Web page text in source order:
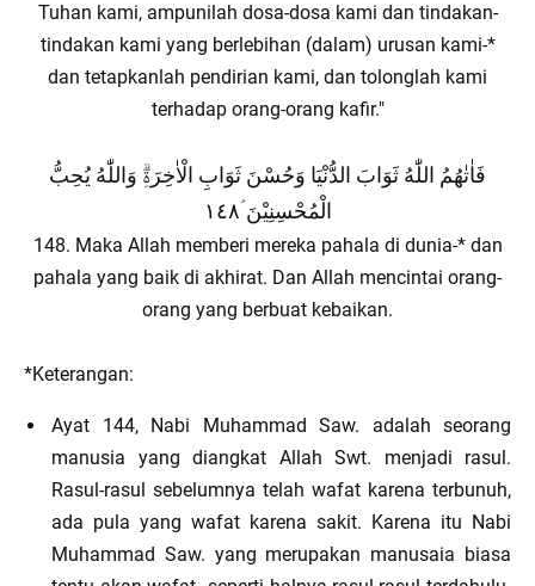
Tuhan kami, ampunilah dosa-dosa kami dan tindakan-
tindakan kami yang berlebihan (dalam) urusan kami-*
dan tetapkanlah pendirian kami, dan tolonglah kami
terhadap orang-orang kafir."
فَاٰتٰهُمُ اللّٰهُ ثَوَابَ الدُّنْيَا وَحُسْنَ ثَوَابِ الْاٰخِرَةِۗ وَاللّٰهُ يُحِبُّ
الْمُحْسِنِيْنَ ؑ١٤٨
148. Maka Allah memberi mereka pahala di dunia-* dan
pahala yang baik di akhirat. Dan Allah mencintai orang-
orang yang berbuat kebaikan.
*Keterangan:
Ayat 144, Nabi Muhammad Saw. adalah seorang
manusia yang diangkat Allah Swt. menjadi rasul.
Rasul-rasul sebelumnya telah wafat karena terbunuh,
ada pula yang wafat karena sakit. Karena itu Nabi
Muhammad Saw. yang merupakan manusaia biasa